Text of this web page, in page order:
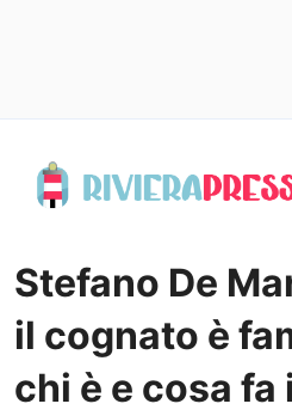
Stefano De
il cognato è
chi è e cosa